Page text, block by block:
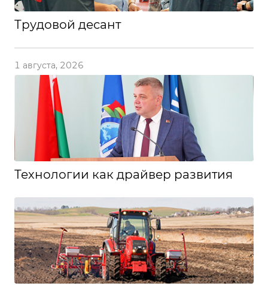
Трудовой десант
1 августа, 2026
Технологии как драйвер развития